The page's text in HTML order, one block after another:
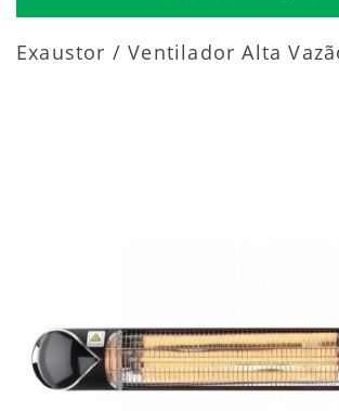
Exaustor / Ventilador Alta